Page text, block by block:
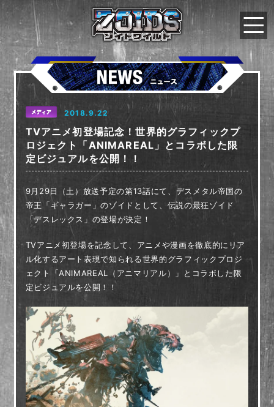
2018.9.22
TVアニメ初登場記念！世界的グラフィックプ
ロジェクト「ANIMAREAL」とコラボした限
定ビジュアルを公開！！
9月29日（土）放送予定の第13話にて、デスメタル帝国の
帝王「ギャラガー」のゾイドとして、伝説の最狂ゾイド
「デスレックス」の登場が決定！
TVアニメ初登場を記念して、アニメや漫画を徹底的にリア
ル化するアート表現で知られる世界的グラフィックプロジ
ェクト「ANIMAREAL（アニマリアル）」とコラボした限
定ビジュアルを公開！！